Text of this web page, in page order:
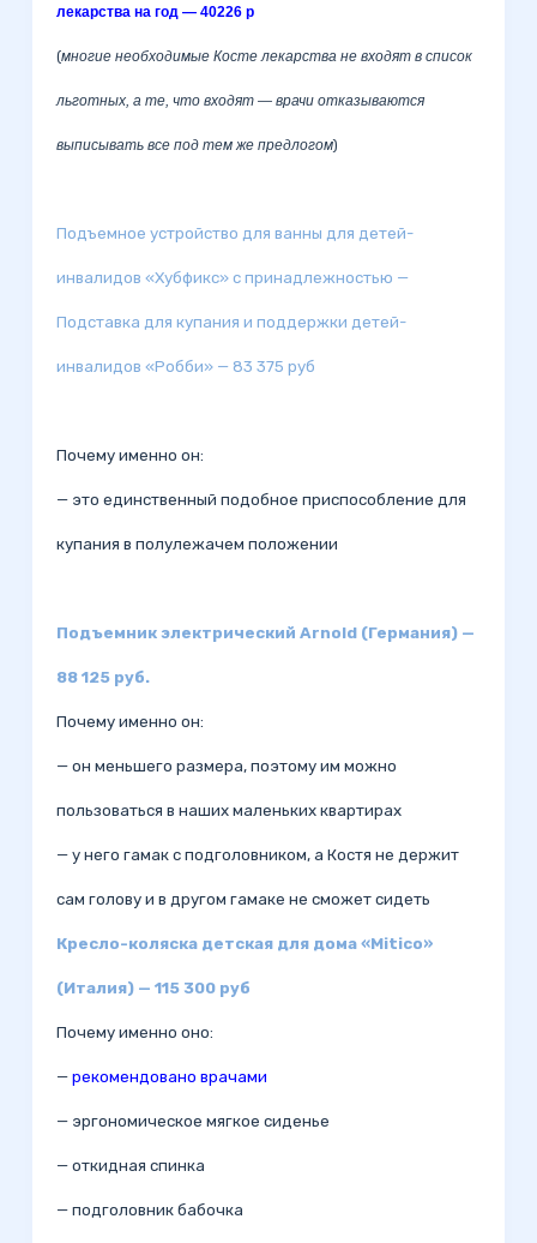
лекарства на год — 40226 р
(многие необходимые Косте лекарства не входят в список
льготных, а те, что входят — врачи отказываются
выписывать все под тем же предлогом)
Подъемное устройство для ванны для детей-
инвалидов «Хубфикс» с принадлежностью —
Подставка для купания и поддержки детей-
инвалидов «Робби» — 83 375 руб
Почему именно он:
— это единственный подобное приспособление для
купания в полулежачем положении
Подъемник электрический Arnold (Германия) —
88 125 руб.
Почему именно он:
— он меньшего размера, поэтому им можно
пользоваться в наших маленьких квартирах
— у него гамак с подголовником, а Костя не держит
сам голову и в другом гамаке не сможет сидеть
Кресло-коляска детская для дома «Mitico»
(Италия) — 115 300 руб
Почему именно оно:
— рекомендовано врачами
— эргономическое мягкое сиденье
— откидная спинка
— подголовник бабочка